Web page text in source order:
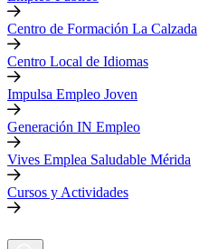
Centro de Formación La Calzada
Centro Local de Idiomas
Impulsa Empleo Joven
Generación IN Empleo
Vives Emplea Saludable Mérida
Cursos y Actividades